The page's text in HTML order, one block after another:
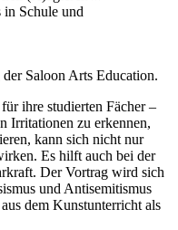
Saloon Arts Education.
ihre studierten Fächer –
Irritationen zu erkennen,
kann sich nicht nur
Es hilft auch bei der
Der Vortrag wird sich
und Antisemitismus
dem Kunstunterricht als